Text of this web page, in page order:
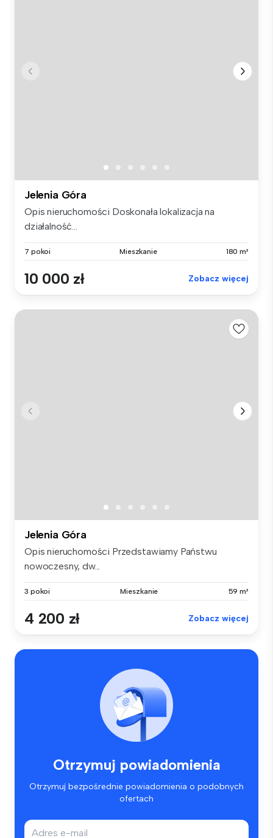
Jelenia Góra
Opis nieruchomości Doskonała lokalizacja na
działalność...
7 pokoi Mieszkanie 180 m²
10 000 zł Zobacz więcej
Jelenia Góra
Opis nieruchomości Przedstawiamy Państwu
nowoczesny, dw...
3 pokoi Mieszkanie 59 m²
4 200 zł Zobacz więcej
Otrzymuj powiadomienia
Otrzymuj bezpośrednie powiadomienia o podobnych
ofertach